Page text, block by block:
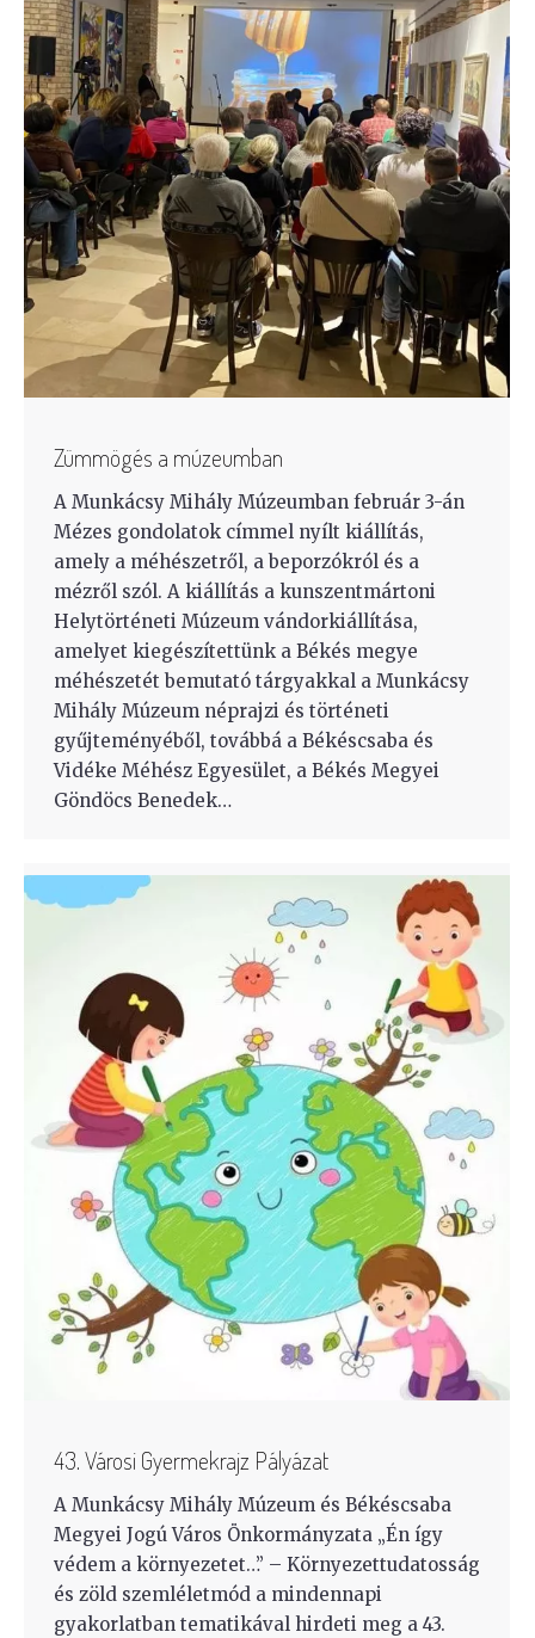
Zümmögés a múzeumban
A Munkácsy Mihály Múzeumban február 3-án
Mézes gondolatok címmel nyílt kiállítás,
amely a méhészetről, a beporzókról és a
mézről szól. A kiállítás a kunszentmártoni
Helytörténeti Múzeum vándorkiállítása,
amelyet kiegészítettünk a Békés megye
méhészetét bemutató tárgyakkal a Munkácsy
Mihály Múzeum néprajzi és történeti
gyűjteményéből, továbbá a Békéscsaba és
Vidéke Méhész Egyesület, a Békés Megyei
Göndöcs Benedek…
43. Városi Gyermekrajz Pályázat
A Munkácsy Mihály Múzeum és Békéscsaba
Megyei Jogú Város Önkormányzata „Én így
védem a környezetet…” – Környezettudatosság
és zöld szemléletmód a mindennapi
gyakorlatban tematikával hirdeti meg a 43.